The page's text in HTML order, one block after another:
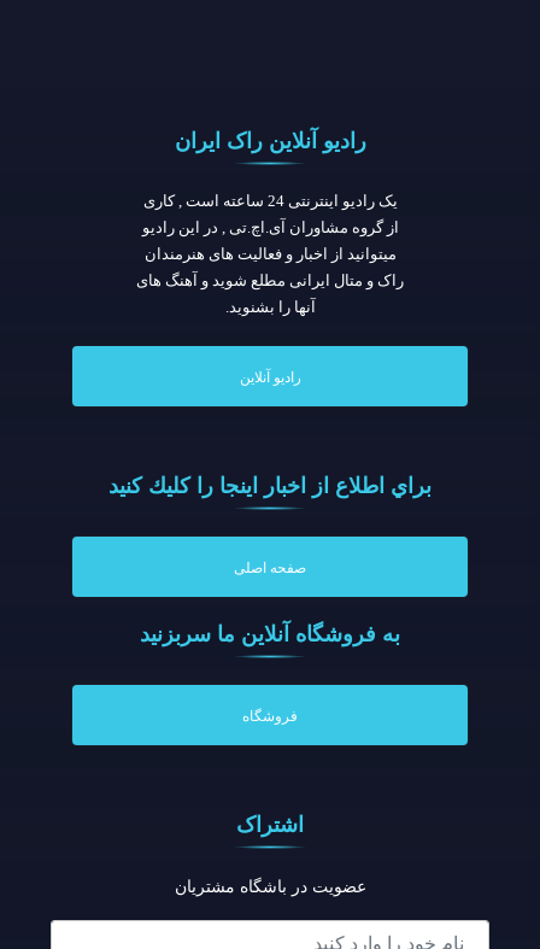
رادیو آنلاین راک ایران
یک رادیو اینترنتی 24 ساعته است , کاری
از گروه مشاوران آی.اچ.تی , در این رادیو
میتوانید از اخبار و فعالیت های هنرمندان
راک و متال ایرانی مطلع شوید و آهنگ های
آنها را بشنوید.
رادیو آنلاین
براي اطلاع از اخبار اينجا را كليك كنيد
صفحه اصلی
به فروشگاه آنلاين ما سربزنيد
فروشگاه
اشتراک
عضویت در باشگاه مشتریان